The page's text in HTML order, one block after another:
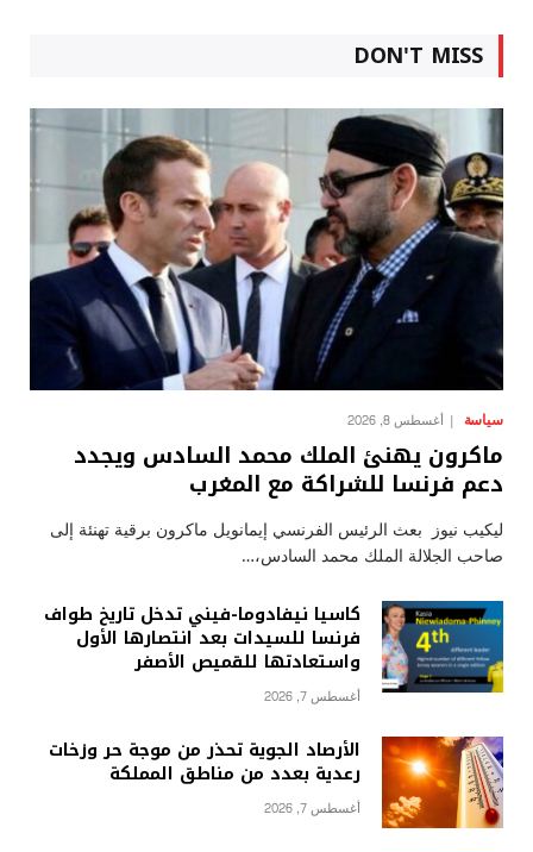
DON'T MISS
سياسة أغسطس 8, 2026
ماكرون يهنئ الملك محمد السادس ويجدد
دعم فرنسا للشراكة مع المغرب
ليكيب نيوز بعث الرئيس الفرنسي إيمانويل ماكرون برقية تهنئة إلى
صاحب الجلالة الملك محمد السادس،…
كاسيا نيفادوما-فيني تدخل تاريخ طواف
فرنسا للسيدات بعد انتصارها الأول
واستعادتها للقميص الأصفر
أغسطس 7, 2026
الأرصاد الجوية تحذر من موجة حر وزخات
رعدية بعدد من مناطق المملكة
أغسطس 7, 2026